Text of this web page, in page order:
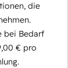
die
bei Bedarf
€ pro